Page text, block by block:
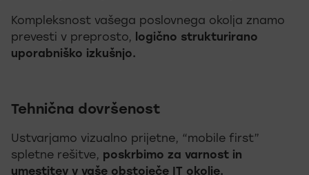
Kompleksnost vašega poslovnega okolja znamo
prevesti v preprosto,
logično strukturirano
uporabniško izkušnjo.
Tehnična dovršenost
Ustvarjamo vizualno prijetne, “mobile first”
spletne rešitve, poskrbimo za varnost in
umestitev v vaše obstoječe IT okolje.